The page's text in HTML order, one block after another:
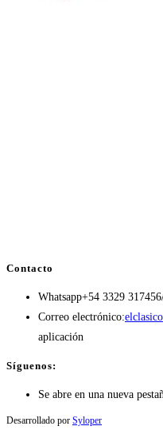
Contacto
Whatsapp+54 3329
Correo electrónico:
aplicación
Síguenos:
Se abre en una nueva
Desarrollado por Syloper